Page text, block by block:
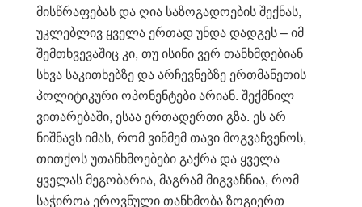
მისწრაფებას და ღია საზოგადოების შექნას,
უკლებლივ ყველა ერთად უნდა დადგეს – იმ
შემთხვევაშიც კი, თუ ისინი ვერ თანხმდებიან
სხვა საკითხებზე და არჩევნებზე ერთმანეთის
პოლიტიკური ოპონენტები არიან. შექმნილ
ვითარებაში, ესაა ერთადერთი გზა. ეს არ
ნიშნავს იმას, რომ ვინმემ თავი მოგვაჩვენოს,
თითქოს უთანხმოებები გაქრა და ყველა
ყველას მეგობარია, მაგრამ მიგვაჩნია, რომ
საჭიროა ეროვნული თანხმობა ზოგიერთ